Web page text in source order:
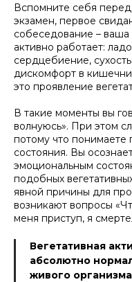
Вспомните себя
экзамен, первое
собеседование – ваша
активно работает:
сердцебиение,
дискомфорт в
это проявление
В такие моменты вы
волнуюсь». При этом
потому что понимаете
состояния. Вы
эмоциональным
подобных
явной причины для
возникают вопросы
меня приступ, я
Вегетативная
абсолютно
живого